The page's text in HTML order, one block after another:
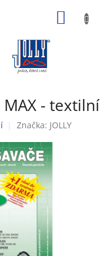
MAX - textilní
Značka: JOLLY